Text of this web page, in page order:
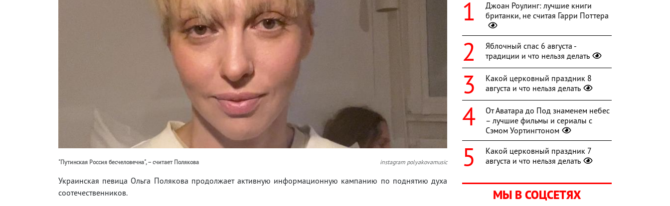
"Путинская Россия бесчеловечна", – считает Полякова instagram polyakovamusic
Украинская певица Ольга Полякова продолжает активную информационную кампанию по поднятию духа
соотечественников.
Джоан Роулинг: лучшие книги
британки, не считая Гарри Поттера
Яблочный спас 6 августа -
традиции и что нельзя делать
Какой церковный праздник 8
августа и что нельзя делать
От Аватара до Под знаменем небес
– лучшие фильмы и сериалы с
Сэмом Уортингтоном
Какой церковный праздник 7
августа и что нельзя делать
МЫ В СОЦСЕТЯХ